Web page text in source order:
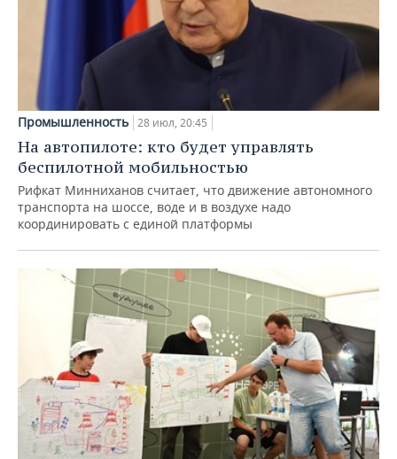
Промышленность 28 июл, 20:45
На автопилоте: кто будет управлять
беспилотной мобильностью
Рифкат Минниханов считает, что движение автономного
транспорта на шоссе, воде и в воздухе надо
координировать с единой платформы